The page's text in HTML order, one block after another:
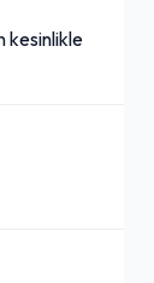
kesinlikle